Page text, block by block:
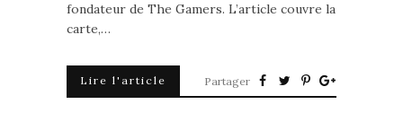
fondateur de The Gamers. L’article couvre la
carte,…
Lire l'article Partager